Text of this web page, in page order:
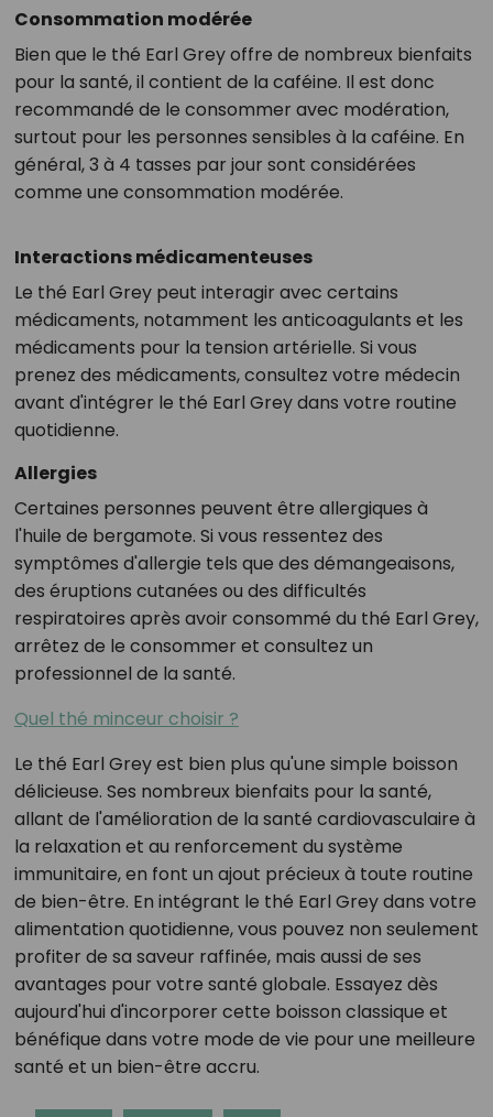
Consommation modérée
Bien que le thé Earl Grey offre de nombreux bienfaits
pour la santé, il contient de la caféine. Il est donc
recommandé de le consommer avec modération,
surtout pour les personnes sensibles à la caféine. En
général, 3 à 4 tasses par jour sont considérées
comme une consommation modérée.
Interactions médicamenteuses
Le thé Earl Grey peut interagir avec certains
médicaments, notamment les anticoagulants et les
médicaments pour la tension artérielle. Si vous
prenez des médicaments, consultez votre médecin
avant d'intégrer le thé Earl Grey dans votre routine
quotidienne.
Allergies
Certaines personnes peuvent être allergiques à
l'huile de bergamote. Si vous ressentez des
symptômes d'allergie tels que des démangeaisons,
des éruptions cutanées ou des difficultés
respiratoires après avoir consommé du thé Earl Grey,
arrêtez de le consommer et consultez un
professionnel de la santé.
Quel thé minceur choisir ?
Le thé Earl Grey est bien plus qu'une simple boisson
délicieuse. Ses nombreux bienfaits pour la santé,
allant de l'amélioration de la santé cardiovasculaire à
la relaxation et au renforcement du système
immunitaire, en font un ajout précieux à toute routine
de bien-être. En intégrant le thé Earl Grey dans votre
alimentation quotidienne, vous pouvez non seulement
profiter de sa saveur raffinée, mais aussi de ses
avantages pour votre santé globale. Essayez dès
aujourd'hui d'incorporer cette boisson classique et
bénéfique dans votre mode de vie pour une meilleure
santé et un bien-être accru.